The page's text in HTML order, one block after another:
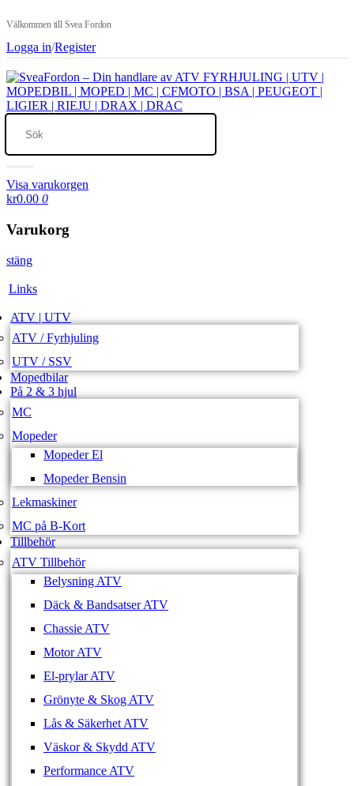
Välkommen till Svea Fordon
Logga in/Register
Visa varukorgen
kr0.00 0
Varukorg
stäng
Links
ATV | UTV
ATV / Fyrhjuling
UTV / SSV
Mopedbilar
På 2 & 3 hjul
MC
Mopeder
Mopeder El
Mopeder Bensin
Lekmaskiner
MC på B-Kort
Tillbehör
ATV Tillbehör
Belysning ATV
Däck & Bandsatser ATV
Chassie ATV
Motor ATV
El-prylar ATV
Grönyte & Skog ATV
Lås & Säkerhet ATV
Väskor & Skydd ATV
Performance ATV